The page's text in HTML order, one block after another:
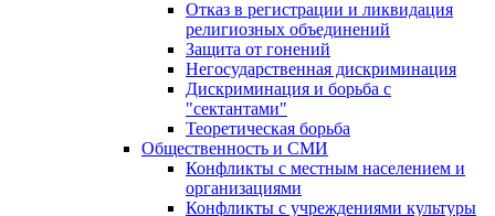
Отказ в регистрации и ликвидация
религиозных объединений
Защита от гонений
Негосударственная дискриминация
Дискриминация и борьба с
"сектантами"
Теоретическая борьба
Общественность и СМИ
Конфликты с местным населением и
организациями
Конфликты с учреждениями культуры